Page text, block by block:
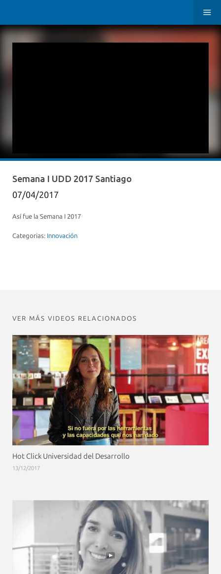
Semana I UDD 2017 Santiago
07/04/2017
Así fue la Semana I 2017
Categorias: Innovación
VER MÁS VIDEOS RELACIONADOS
Hot Click Universidad del Desarrollo
13/12/2017